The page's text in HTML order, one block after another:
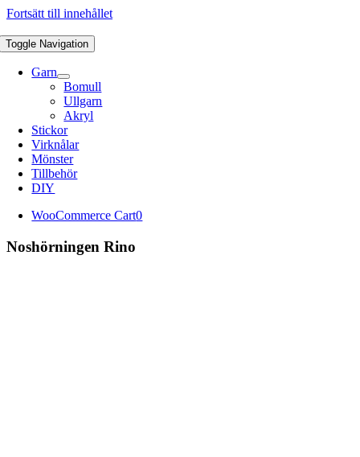
Fortsätt till innehållet
Toggle Navigation
Garn
Bomull
Ullgarn
Akryl
Stickor
Virknålar
Mönster
Tillbehör
DIY
WooCommerce Cart0
Noshörningen Rino